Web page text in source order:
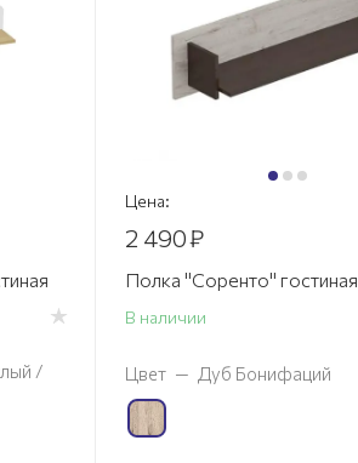
/
Цена:
2 490₽
Полка "Соренто" гостиная
В наличии
Цвет — Дуб Бонифаций